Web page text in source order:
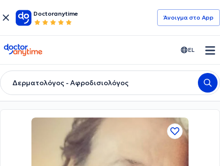
Doctoranytime
Άνοιγμα στο App
doctoranytime EL
Δερματολόγος - Αφροδισιολόγος